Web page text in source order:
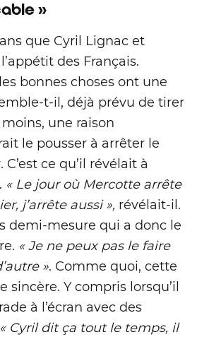
»
que Cyril Lignac et
des Français.
bonnes choses ont une
t-il, déjà prévu de tirer
une raison
le pousser à arrêter le
ce qu’il révélait à
« Le jour où Mercotte arrête
j’arrête aussi », révélait-il.
demi-mesure qui a donc le
« Je ne peux pas le faire
». Comme quoi, cette
sincère. Y compris lorsqu’il
à l’écran avec des
« Cyril dit ça tout le temps, il